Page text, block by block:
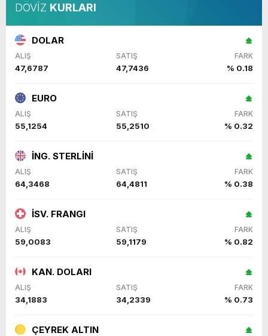
DÖVİZ KURLARI
DOLAR
ALIŞ SATIŞ FARK
47,6787 47,7436 % 0.18
EURO
ALIŞ SATIŞ FARK
55,1254 55,2510 % 0.32
İNG. STERLİNİ
ALIŞ SATIŞ FARK
64,3468 64,4811 % 0.38
İSV. FRANGI
ALIŞ SATIŞ FARK
59,0083 59,1179 % 0.82
KAN. DOLARI
ALIŞ SATIŞ FARK
34,1883 34,2339 % 0.73
ÇEYREK ALTIN